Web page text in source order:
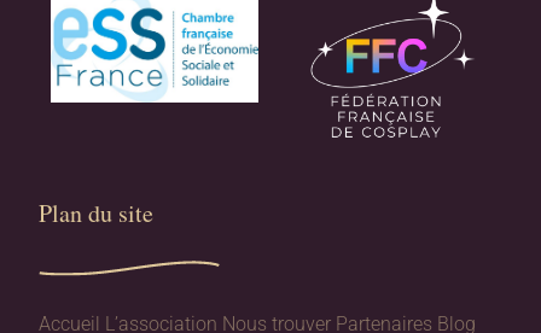
Plan du site​
Accueil L’association Nous trouver Partenaires Blog